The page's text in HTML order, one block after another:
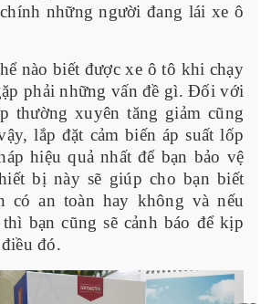
những người đang lái xe ô
nào biết được xe ô tô khi chạy
phải những vấn đề gì. Đối với
thường xuyên tăng giảm cũng
lắp đặt cảm biến áp suất lốp
hiệu quả nhất để bạn bảo vệ
bị này sẽ giúp cho bạn biết
có an toàn hay không và nếu
bạn cũng sẽ cảnh báo để kịp
đó.